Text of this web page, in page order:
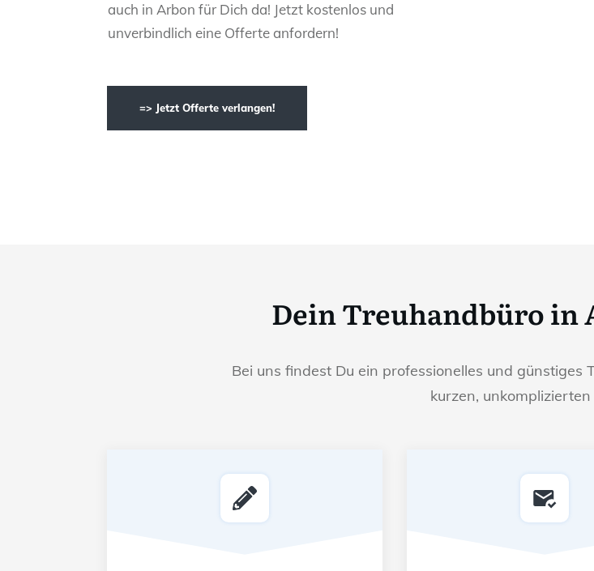
auch in Arbon für Dich da! Jetzt kostenlos und
unverbindlich eine Offerte anfordern!
=> Jetzt Offerte verlangen!
Dein Treuhandbüro in
Bei uns findest Du ein professionelles und günstiges
kurzen,